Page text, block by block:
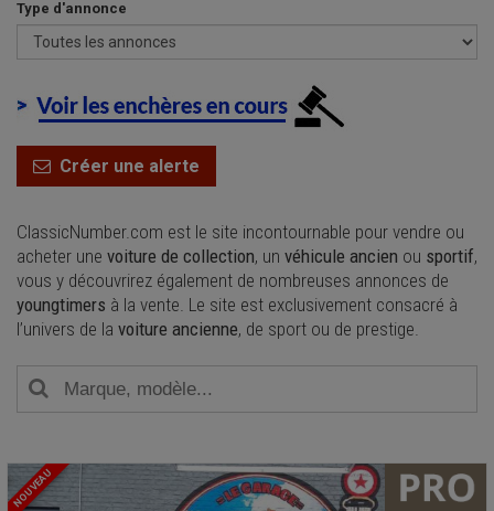
Type d'annonce
Créer une alerte
ClassicNumber.com est le site incontournable pour vendre ou
acheter une voiture de collection, un véhicule ancien ou sportif,
vous y découvrirez également de nombreuses annonces de
youngtimers à la vente. Le site est exclusivement consacré à
l’univers de la voiture ancienne, de sport ou de prestige.
NOUVEAU